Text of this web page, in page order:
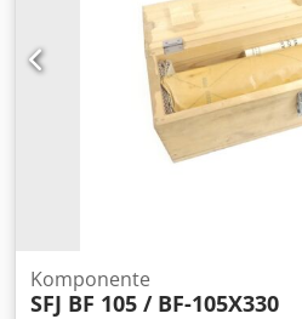
Komponente
SFJ BF 105 / BF-105X330